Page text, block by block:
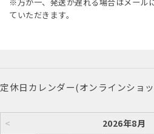
ていただきます。
定休日カレンダー(オンラインショ
< 2026年8月